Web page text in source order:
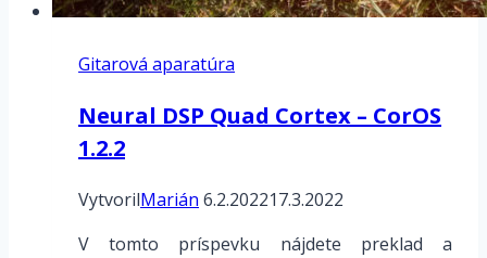
Gitarová aparatúra
Neural DSP Quad Cortex – CorOS
1.2.2
VytvorilMarián 6.2.202217.3.2022
V tomto príspevku nájdete preklad a